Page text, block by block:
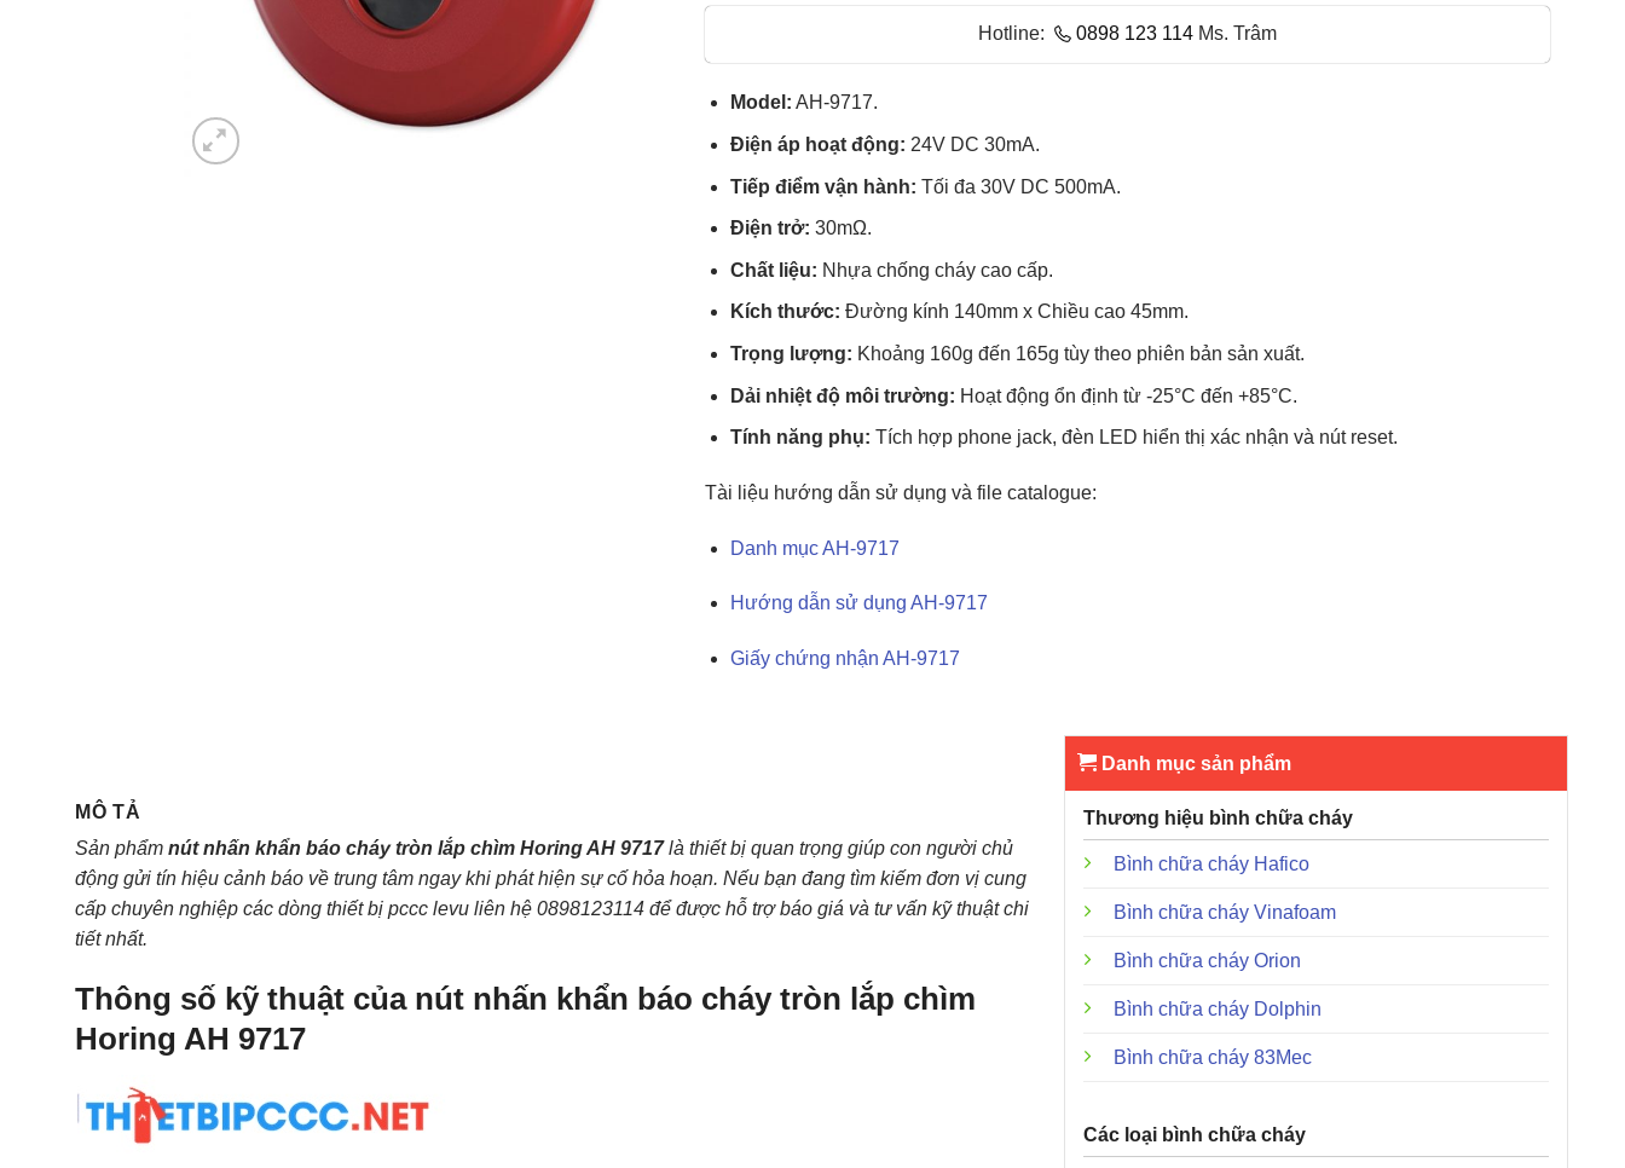
Hotline: 0898 123 114Ms. Trâm
Model: AH-9717.
Điện áp hoạt động: 24V DC 30mA.
Tiếp điểm vận hành: Tối đa 30V DC 500mA.
Điện trở: 30mΩ.
Chất liệu: Nhựa chống cháy cao cấp.
Kích thước: Đường kính 140mm x Chiều cao 45mm.
Trọng lượng: Khoảng 160g đến 165g tùy theo phiên bản sản xuất.
Dải nhiệt độ môi trường: Hoạt động ổn định từ -25°C đến +85°C.
Tính năng phụ: Tích hợp phone jack, đèn LED hiển thị xác nhận và nút reset.
Tài liệu hướng dẫn sử dụng và file catalogue:
Danh mục AH-9717
Hướng dẫn sử dụng AH-9717
Giấy chứng nhận AH-9717
MÔ TẢ
Sản phẩm nút nhấn khẩn báo cháy tròn lắp chìm Horing AH 9717là thiết bị quan trọng giúp con người chủ
động gửi tín hiệu cảnh báo về trung tâm ngay khi phát hiện sự cố hỏa hoạn. Nếu bạn đang tìm kiếm đơn vị cung
cấp chuyên nghiệp các dòng thiết bị pccc levu liên hệ 0898123114 để được hỗ trợ báo giá và tư vấn kỹ thuật chi
tiết nhất.
Thông số kỹ thuật của nút nhấn khẩn báo cháy tròn lắp chìm
Horing AH 9717
Danh mục sản phẩm
Thương hiệu bình chữa cháy
Bình chữa cháy Hafico
Bình chữa cháy Vinafoam
Bình chữa cháy Orion
Bình chữa cháy Dolphin
Bình chữa cháy 83Mec
Các loại bình chữa cháy